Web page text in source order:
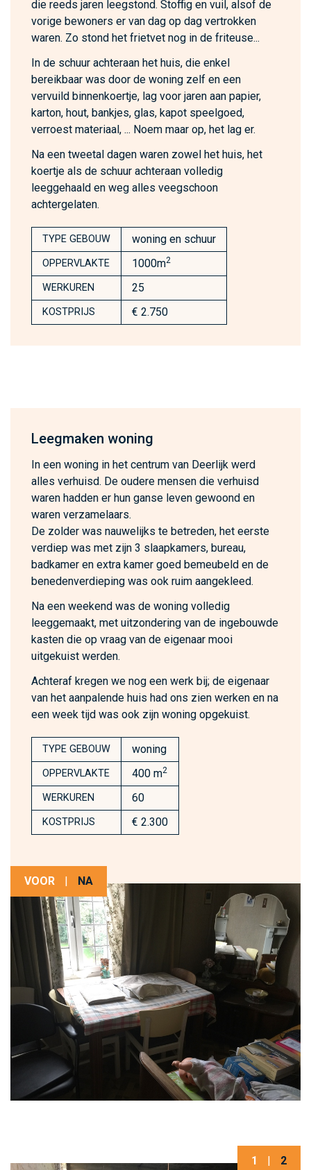
die reeds jaren leegstond. Stoffig en vuil, alsof de
vorige bewoners er van dag op dag vertrokken
waren. Zo stond het frietvet nog in de friteuse...
In de schuur achteraan het huis, die enkel
bereikbaar was door de woning zelf en een
vervuild binnenkoertje, lag voor jaren aan papier,
karton, hout, bankjes, glas, kapot speelgoed,
verroest materiaal, ... Noem maar op, het lag er.
Na een tweetal dagen waren zowel het huis, het
koertje als de schuur achteraan volledig
leeggehaald en weg alles veegschoon
achtergelaten.
TYPE GEBOUW woning en schuur
OPPERVLAKTE 1000m2
WERKUREN 25
KOSTPRIJS € 2.750
Leegmaken woning
In een woning in het centrum van Deerlijk werd
alles verhuisd. De oudere mensen die verhuisd
waren hadden er hun ganse leven gewoond en
waren verzamelaars.
De zolder was nauwelijks te betreden, het eerste
verdiep was met zijn 3 slaapkamers, bureau,
badkamer en extra kamer goed bemeubeld en de
benedenverdieping was ook ruim aangekleed.
Na een weekend was de woning volledig
leeggemaakt, met uitzondering van de ingebouwde
kasten die op vraag van de eigenaar mooi
uitgekuist werden.
Achteraf kregen we nog een werk bij; de eigenaar
van het aanpalende huis had ons zien werken en na
een week tijd was ook zijn woning opgekuist.
TYPE GEBOUW woning
OPPERVLAKTE 400 m2
WERKUREN 60
KOSTPRIJS € 2.300
VOOR | NA
1 2